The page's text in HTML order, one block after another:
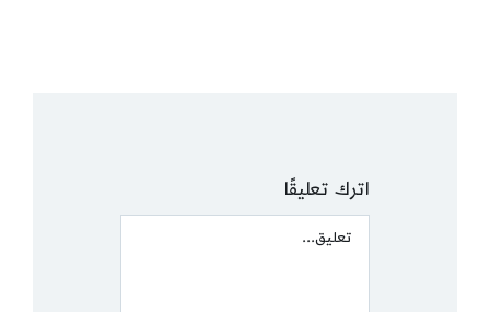
اترك تعليقًا
Comment